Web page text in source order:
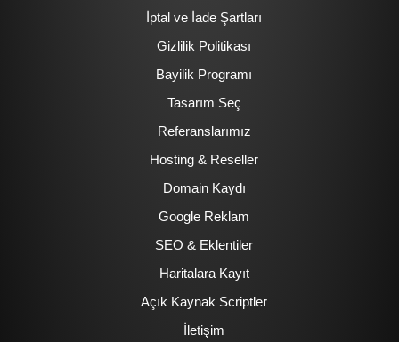
İptal ve İade Şartları
Gizlilik Politikası
Bayilik Programı
Tasarım Seç
Referanslarımız
Hosting & Reseller
Domain Kaydı
Google Reklam
SEO & Eklentiler
Haritalara Kayıt
Açık Kaynak Scriptler
İletişim